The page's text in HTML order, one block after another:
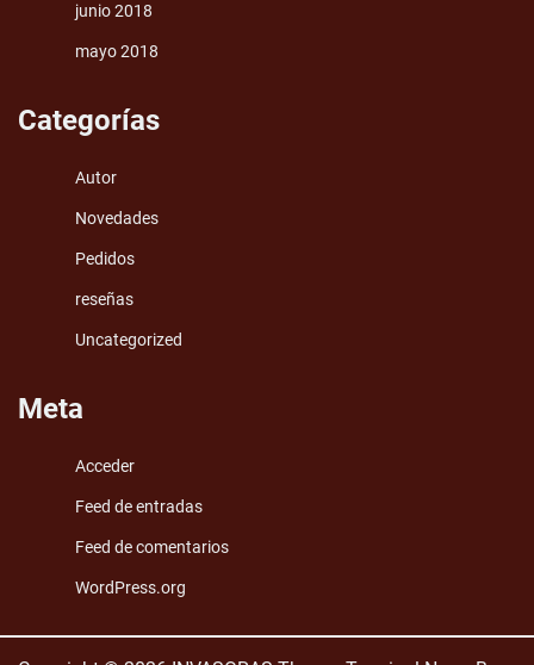
junio 2018
mayo 2018
Categorías
Autor
Novedades
Pedidos
reseñas
Uncategorized
Meta
Acceder
Feed de entradas
Feed de comentarios
WordPress.org